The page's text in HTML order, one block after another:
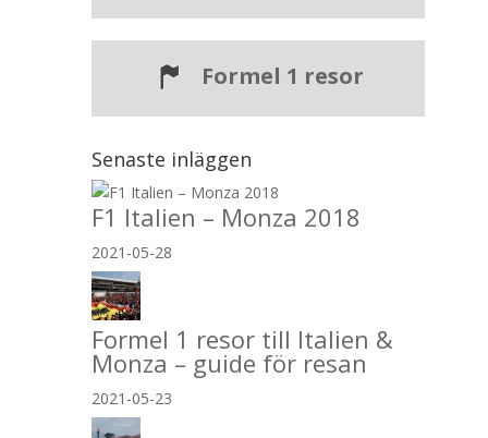
Formel 1 resor
Senaste inläggen
F1 Italien – Monza 2018
2021-05-28
Formel 1 resor till Italien &
Monza – guide för resan
2021-05-23